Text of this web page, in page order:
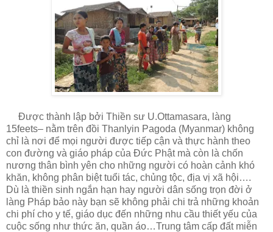
Được thành lập bởi Thiền sư U.Ottamasara, làng
15feets– nằm trên đồi Thanlyin Pagoda (Myanmar) không
chỉ là nơi để mọi người được tiếp cận và thực hành theo
con đường và giáo pháp của Đức Phật mà còn là chốn
nương thân bình yên cho những người có hoàn cảnh khó
khăn, không phân biệt tuổi tác, chủng tộc, địa vị xã hội….
Dù là thiền sinh ngắn hạn hay người dân sống trọn đời ở
làng Pháp bảo này bạn sẽ không phải chi trả những khoản
chi phí cho y tế, giáo dục đến những nhu cầu thiết yếu của
cuộc sống như thức ăn, quần áo…Trung tâm cấp đất miễn